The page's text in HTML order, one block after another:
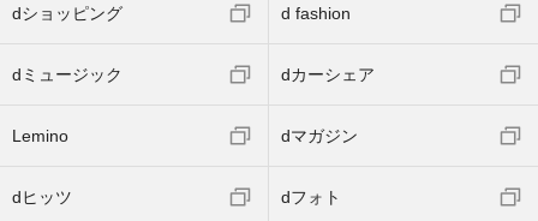
dショッピング d fashion
dミュージック dカーシェア
Lemino dマガジン
dヒッツ dフォト